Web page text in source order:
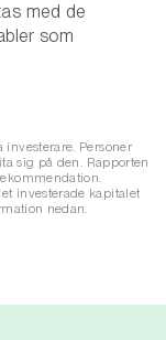
med de
som
investerare. Personer
sig på den. Rapporten
investerade kapitalet
nedan.